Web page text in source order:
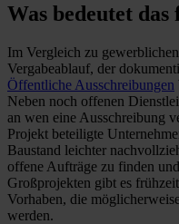
Was bedeutet
Im Vergleich zu
Vergabeablauf, der
Öffentliche Ausschreibungen
Neben noch offenen
an wen eine Ausschreibung
Projekt beteiligte
Baustand leichter
offene Aufträge zu finden
Großprojekten gibt es
Vorhaben, die
werden.